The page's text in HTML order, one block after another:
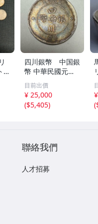
四川銀幣 中国銀
幣 中華民國元年
軍政府造 壹圓 古
銭 銀貨 アンティ
ーク
目前出價
¥ 25,000
($5,405)
(
聯絡我們
人才招募